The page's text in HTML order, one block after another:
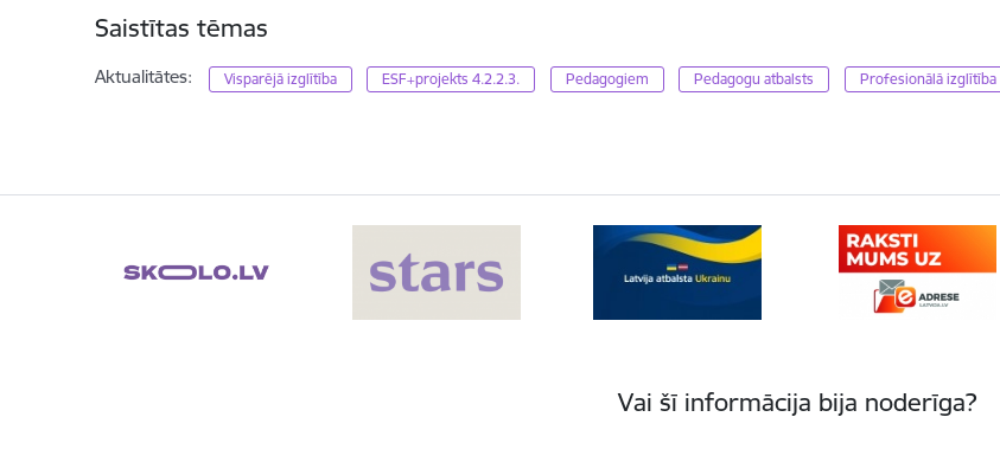
Saistītas tēmas
Aktualitātes: Visparējā izglītība ESF+projekts 4.2.2.3. Pedagogiem Pedagogu atbalsts Profesionālā izglītība
Vai šī informācija bija noderīga?